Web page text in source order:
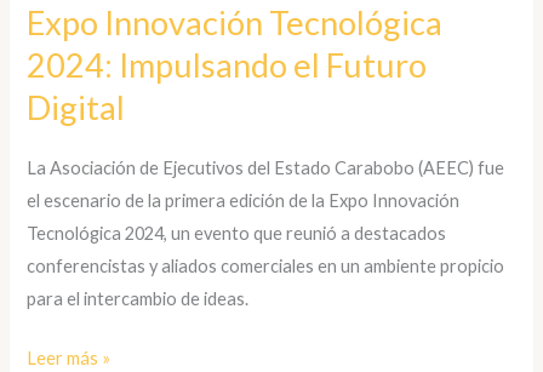
Expo Innovación Tecnológica
2024: Impulsando el Futuro
Digital
La Asociación de Ejecutivos del Estado Carabobo (AEEC) fue
el escenario de la primera edición de la Expo Innovación
Tecnológica 2024, un evento que reunió a destacados
conferencistas y aliados comerciales en un ambiente propicio
para el intercambio de ideas.
Tecnológica
2024:
el
Leer más »